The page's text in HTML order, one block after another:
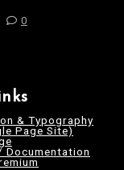
0
& Typography
Page Site)